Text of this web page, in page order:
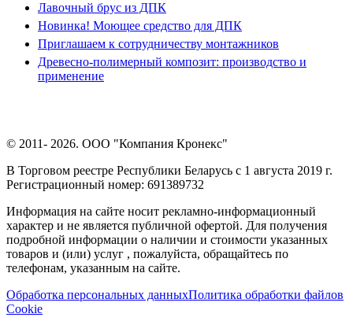
Лавочный брус из ДПК
Новинка! Моющее средство для ДПК
Приглашаем к сотрудничеству монтажников
Древесно-полимерный композит: производство и
применение
© 2011- 2026. ООО "Компания Кронекс"
В Торговом реестре Республики Беларусь с 1 августа 2019 г.
Регистрационный номер: 691389732
Информация на сайте носит рекламно-информационный
характер и не является публичной офертой. Для получения
подробной информации о наличии и стоимости указанных
товаров и (или) услуг , пожалуйста, обращайтесь по
телефонам, указанным на сайте.
Обработка персональных данныхПолитика обработки файлов
Cookie